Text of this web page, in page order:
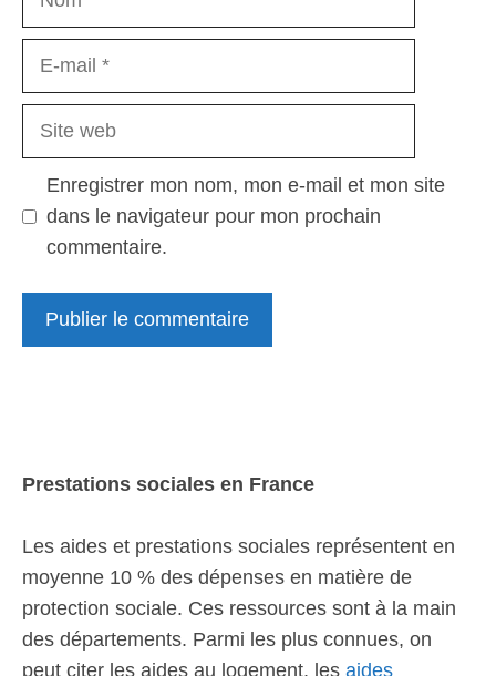
Site
Enregistrer mon nom, mon e-mail et mon site
dans le navigateur pour mon prochain
commentaire.
Prestations sociales en France
Les aides et prestations sociales représentent en
moyenne 10 % des dépenses en matière de
protection sociale. Ces ressources sont à la main
des départements. Parmi les plus connues, on
peut citer les aides au logement, les aides